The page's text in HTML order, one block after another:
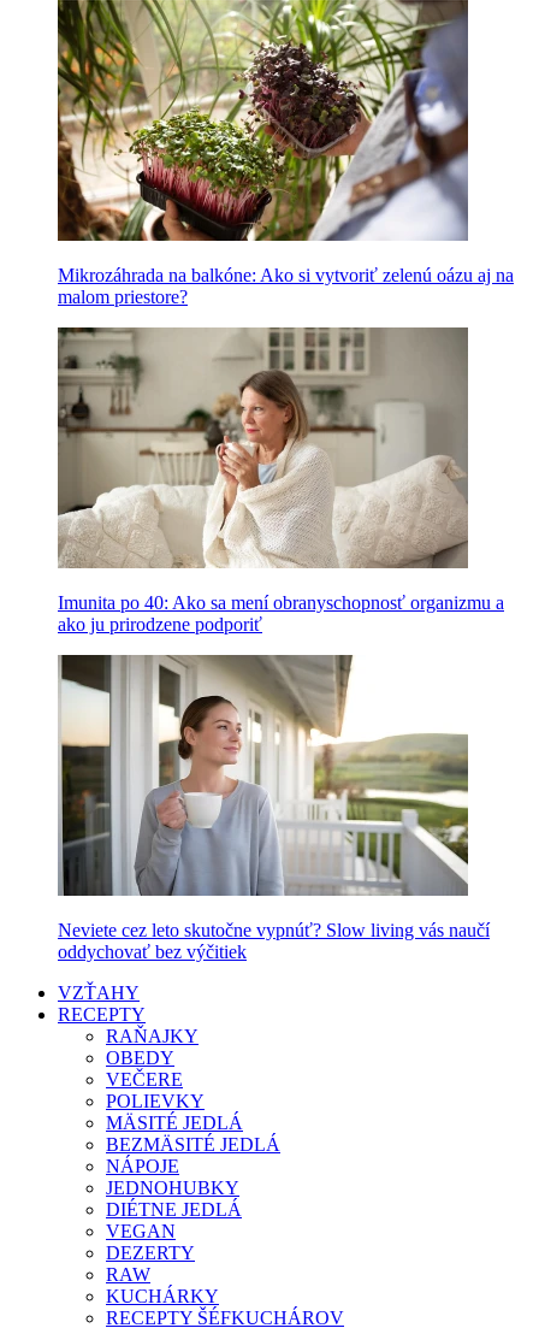
Mikrozáhrada na balkóne: Ako si vytvoriť zelenú oázu aj na
malom priestore?
Imunita po 40: Ako sa mení obranyschopnosť organizmu a
ako ju prirodzene podporiť
Neviete cez leto skutočne vypnúť? Slow living vás naučí
oddychovať bez výčitiek
VZŤAHY
RECEPTY
RAŇAJKY
OBEDY
VEČERE
POLIEVKY
MÄSITÉ JEDLÁ
BEZMÄSITÉ JEDLÁ
NÁPOJE
JEDNOHUBKY
DIÉTNE JEDLÁ
VEGAN
DEZERTY
RAW
KUCHÁRKY
RECEPTY ŠÉFKUCHÁROV